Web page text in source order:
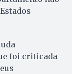
foi criticada